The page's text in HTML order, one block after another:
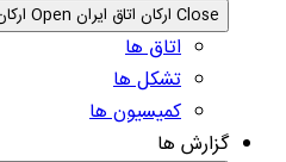
Close ارکان اتاق ایران Open ارکان اتاق ایران
اتاق ها
تشکل ها
کمیسیون ها
گزارش ها